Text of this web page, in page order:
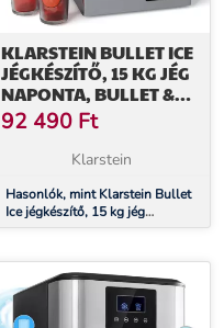
KLARSTEIN BULLET ICE
JÉGKÉSZÍTŐ, 15 KG JÉG
NAPONTA, BULLET &
ZÚZOTT JÉG,
ROZSDAMENTES ACÉL
92 490 Ft
Klarstein
Hasonlók, mint Klarstein Bullet
Ice jégkészítő, 15 kg jég
naponta, Bullet & zúzott jég,